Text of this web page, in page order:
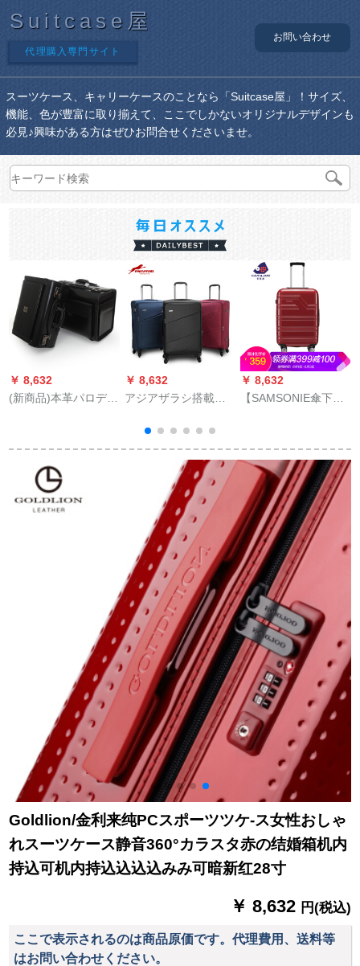
Suitcase屋
代理購入専門サイト
お問い合わせ
スーツケース、キャリーケースのことなら「Suitcase屋」！サイズ、
機能、色が豊富に取り揃えて、ここでしかないオリジナルデザインも
必見♪興味がある方はぜひお問合せくださいませ。
￥ 8,632
(新商品)本革パロディ
ノススポーツは黒19
レンチです。
￥ 8,632
アジアザラシ搭載箱
ーツ男24出张28セン
チ20セブチ学生キン
バース箱韩版简约青
【单箱24セキ】アス
￥ 8,632
【SAMSONIE傘下】
スTSAロック搭載箱
不規則幾何学ステラ
プロスポーツ女子ス
カウト男性6*00002ガ
ーネットネット
Goldlion/金利来纯PCスポーツツケ-ス女性おしゃ
れスーツケース静音360°カラスタ赤の结婚箱机内
持込可机内持込込込込みみ可暗新红28寸
￥ 8,632 円(税込)
ここで表示されるのは商品原価です。代理費用、送料等
はお問い合わせください。